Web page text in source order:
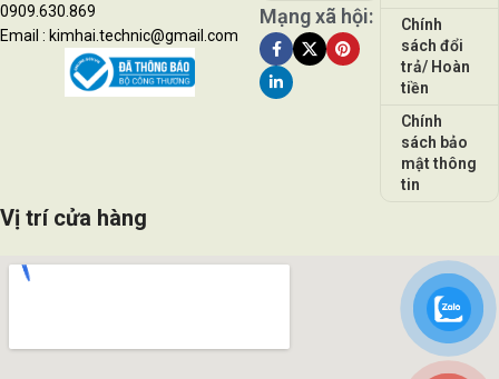
0909.630.869
Email : kimhai.technic@gmail.com
Mạng xã hội:
Chính
sách đổi
trả/ Hoàn
tiền
Chính
sách bảo
mật thông
tin
Vị trí cửa hàng